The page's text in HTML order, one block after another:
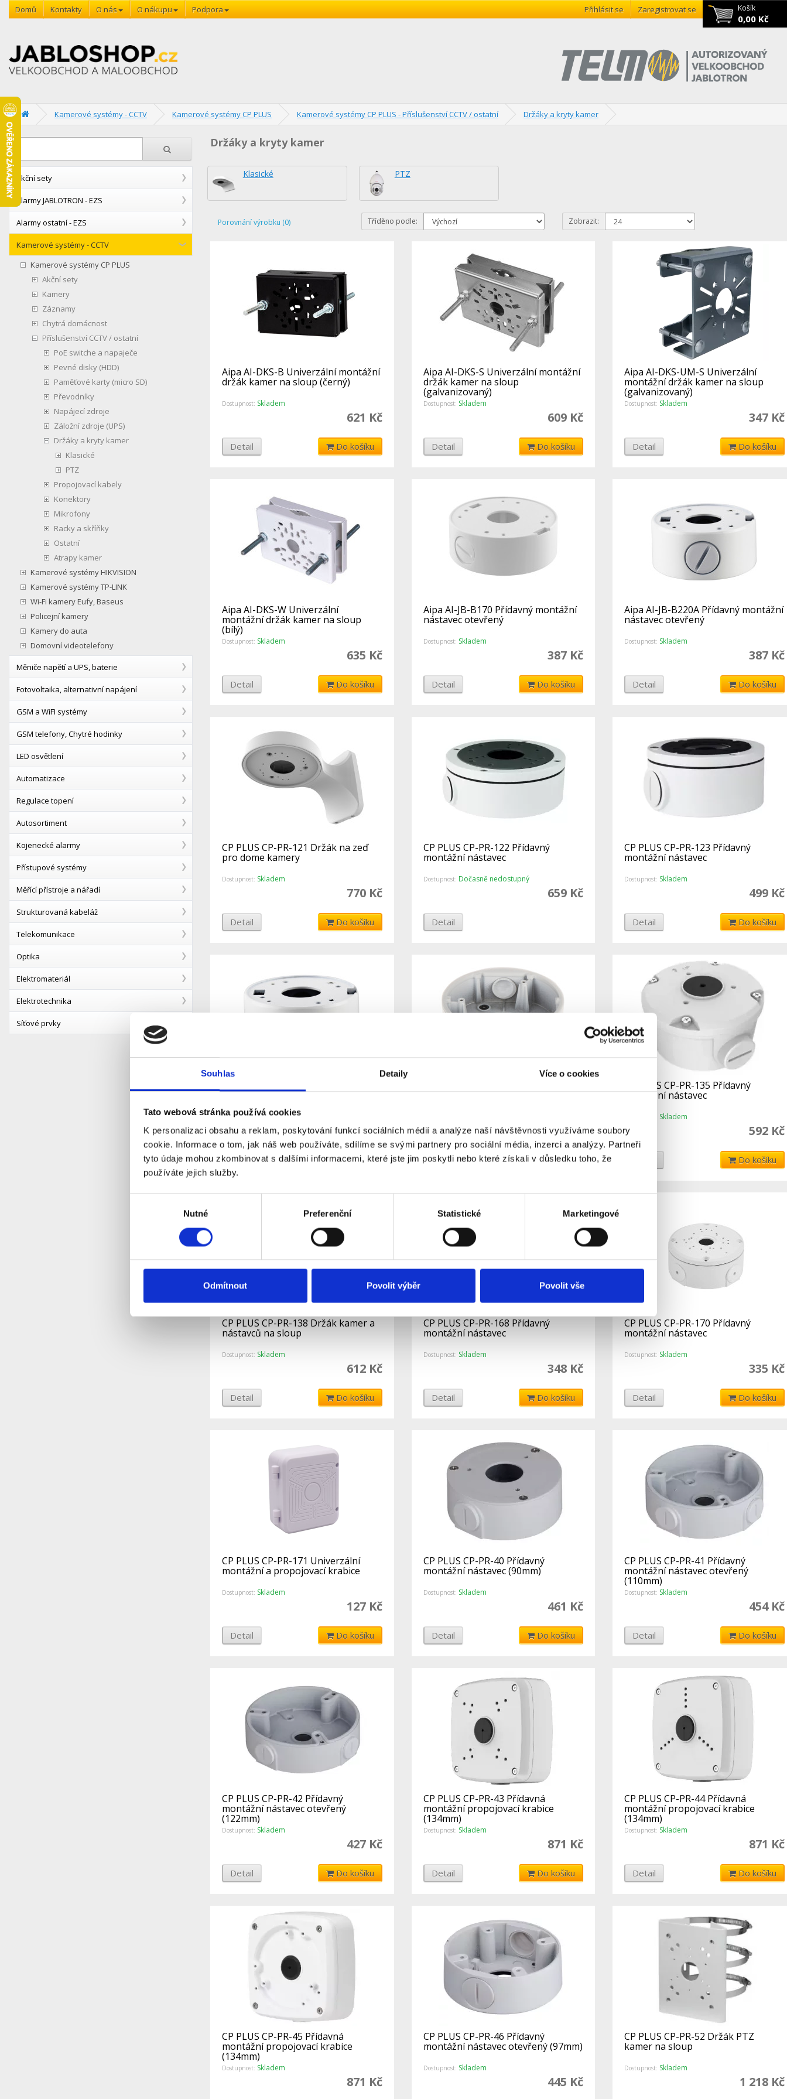
Souhlas Detaily Více o cookies
Tato webová stránka používá cookies
K personalizaci obsahu a reklam, poskytování funkcí sociálních médií a analýze naší návštěvnosti využíváme soubory
cookie. Informace o tom, jak náš web používáte, sdílíme se svými partnery pro sociální média, inzerci a analýzy. Partneři
tyto údaje mohou zkombinovat s dalšími informacemi, které jste jim poskytli nebo které získali v důsledku toho, že
používáte jejich služby.
Nutné Preferenční Statistické Marketingové
Odmítnout Povolit výběr Povolit vše
Košík
0,00 Kč
Domů Kontakty O nás O nákupu Podpora Přihlásit se Zaregistrovat se
Kamerové systémy - CCTV Kamerové systémy CP PLUS Kamerové systémy CP PLUS - Příslušenství CCTV / ostatní Držáky a kryty kamer
Akční sety
Alarmy JABLOTRON - EZS
Alarmy ostatní - EZS
Kamerové systémy - CCTV
Kamerové systémy CP PLUS
Akční sety
Kamery
Záznamy
Chytrá domácnost
Příslušenství CCTV / ostatní
PoE switche a napaječe
Pevné disky (HDD)
Paměťové karty (micro SD)
Převodníky
Napájecí zdroje
Záložní zdroje (UPS)
Držáky a kryty kamer
Klasické
PTZ
Propojovací kabely
Konektory
Mikrofony
Racky a skříňky
Ostatní
Atrapy kamer
Kamerové systémy HIKVISION
Kamerové systémy TP-LINK
Wi-Fi kamery Eufy, Baseus
Policejní kamery
Kamery do auta
Domovní videotelefony
Měniče napětí a UPS, baterie
Fotovoltaika, alternativní napájení
GSM a WiFI systémy
GSM telefony, Chytré hodinky
LED osvětlení
Automatizace
Regulace topení
Autosortiment
Kojenecké alarmy
Přístupové systémy
Měřící přístroje a nářadí
Strukturovaná kabeláž
Telekomunikace
Optika
Elektromateriál
Elektrotechnika
Síťové prvky
Držáky a kryty kamer
Klasické PTZ
Porovnání výrobku (0) Tříděno podle: Zobrazit:
Aipa AI-DKS-B Univerzální montážní
držák kamer na sloup (černý)
Dostupnost: Skladem
621 Kč
Detail Do košíku
Aipa AI-DKS-S Univerzální montážní
držák kamer na sloup
(galvanizovaný)
Dostupnost: Skladem
609 Kč
Detail Do košíku
Aipa AI-DKS-UM-S Univerzální
montážní držák kamer na sloup
(galvanizovaný)
Dostupnost: Skladem
347 Kč
Detail Do košíku
Aipa AI-DKS-W Univerzální
montážní držák kamer na sloup
(bílý)
Dostupnost: Skladem
635 Kč
Detail Do košíku
Aipa AI-JB-B170 Přídavný montážní
nástavec otevřený
Dostupnost: Skladem
387 Kč
Detail Do košíku
Aipa AI-JB-B220A Přídavný montážní
nástavec otevřený
Dostupnost: Skladem
387 Kč
Detail Do košíku
CP PLUS CP-PR-121 Držák na zeď
pro dome kamery
Dostupnost: Skladem
770 Kč
Detail Do košíku
CP PLUS CP-PR-122 Přídavný
montážní nástavec
Dostupnost: Dočasně nedostupný
659 Kč
Detail
CP PLUS CP-PR-123 Přídavný
montážní nástavec
Dostupnost: Skladem
499 Kč
Detail Do košíku
montážní nástavec otevřený
Dostupnost:Skladem
387 Kč
Detail Do košíku
montážní nástavec otevřený
397 Kč
Detail Do košíku
CP PLUS CP-PR-135 Přídavný
montážní nástavec
Skladem
592 Kč
Do košíku
CP PLUS CP-PR-138 Držák kamer a
nástavců na sloup
Dostupnost: Skladem
612 Kč
Detail Do košíku
CP PLUS CP-PR-168 Přídavný
montážní nástavec
Dostupnost: Skladem
348 Kč
Detail Do košíku
CP PLUS CP-PR-170 Přídavný
montážní nástavec
Dostupnost: Skladem
335 Kč
Detail Do košíku
CP PLUS CP-PR-171 Univerzální
montážní a propojovací krabice
Dostupnost: Skladem
127 Kč
Detail Do košíku
CP PLUS CP-PR-40 Přídavný
montážní nástavec (90mm)
Dostupnost: Skladem
461 Kč
Detail Do košíku
CP PLUS CP-PR-41 Přídavný
montážní nástavec otevřený
(110mm)
Dostupnost: Skladem
454 Kč
Detail Do košíku
CP PLUS CP-PR-42 Přídavný
montážní nástavec otevřený
(122mm)
Dostupnost: Skladem
427 Kč
Detail Do košíku
CP PLUS CP-PR-43 Přídavná
montážní propojovací krabice
(134mm)
Dostupnost: Skladem
871 Kč
Detail Do košíku
CP PLUS CP-PR-44 Přídavná
montážní propojovací krabice
(134mm)
Dostupnost: Skladem
871 Kč
Detail Do košíku
CP PLUS CP-PR-45 Přídavná
montážní propojovací krabice
(134mm)
Dostupnost: Skladem
871 Kč
CP PLUS CP-PR-46 Přídavný
montážní nástavec otevřený (97mm)
Dostupnost: Skladem
445 Kč
CP PLUS CP-PR-52 Držák PTZ
kamer na sloup
Dostupnost: Skladem
1 218 Kč